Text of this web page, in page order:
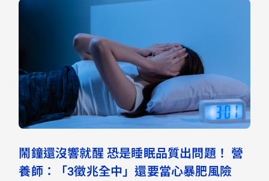
鬧鐘還沒響就醒 恐是睡眠品質出問題！ 營
養師：「3徵兆全中」還要當心暴肥風險